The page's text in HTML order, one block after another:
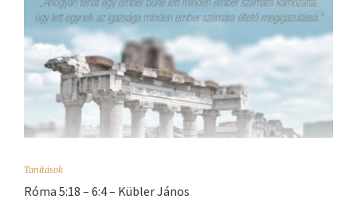
Tanítások
Róma 5:18 – 6:4 – Kübler János